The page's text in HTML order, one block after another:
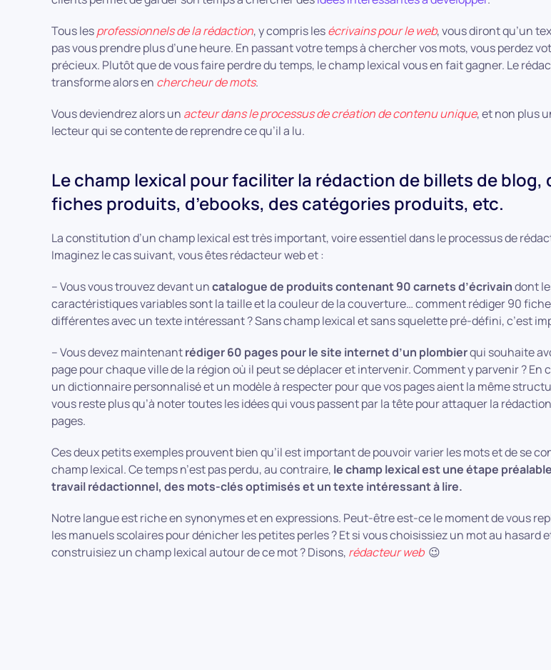
Tous lesprofessionnels de la rédaction, y compris lesécrivains pour le web, vous diront qu’un
pas vous prendre plus d’une heure. En passant votre temps à chercher vos mots, vous perdez
précieux. Plutôt que de vous faire perdre du temps, le champ lexical vous en fait gagner. Le
transforme alors en chercheur de mots.
Vous deviendrez alors un acteur dans le processus de création de contenu unique, et non plus
lecteur qui se contente de reprendre ce qu’il a lu.
Le champ lexical pour faciliter la rédaction de billets de blog,
fiches produits, d’ebooks, des catégories produits, etc.
La constitution d’un champ lexical est très important, voire essentiel dans le processus de
Imaginez le cas suivant, vous êtes rédacteur web et :
– Vous vous trouvez devant uncatalogue de produits contenant 90 carnets d’écrivaindont
caractéristiques variables sont la taille et la couleur de la couverture… comment rédiger 90
différentes avec un texte intéressant ? Sans champ lexical et sans squelette pré-défini, c’est
– Vous devez maintenantrédiger 60 pages pour le site internet d’un plombierqui souhaite
page pour chaque ville de la région où il peut se déplacer et intervenir. Comment y parvenir ? En
un dictionnaire personnalisé et un modèle à respecter pour que vos pages aient la même
vous reste plus qu’à noter toutes les idées qui vous passent par la tête pour attaquer la
pages.
Ces deux petits exemples prouvent bien qu’il est important de pouvoir varier les mots et de se
champ lexical. Ce temps n’est pas perdu, au contraire, le champ lexical est une étape
travail rédactionnel, des mots-clés optimisés et un texte intéressant à lire.
Notre langue est riche en synonymes et en expressions. Peut-être est-ce le moment de vous
les manuels scolaires pour dénicher les petites perles ? Et si vous choisissiez un mot au hasard
construisiez un champ lexical autour de ce mot ? Disons, rédacteur web😉